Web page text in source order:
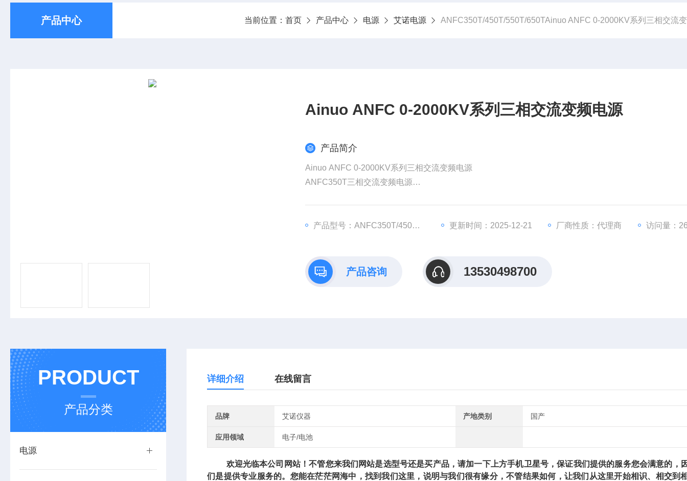
产品中心 当前位置： 首页 产品中心 电源 艾诺电源 ANFC350T/450T/550T/650TAinuo ANFC 0-2000KV系列三相交流
Ainuo ANFC 0-2000KV系列三相交流变频电源
产品简介
Ainuo ANFC 0-2000KV系列三相交流变频电源
ANFC350T三相交流变频电源
ANFC650T 三相交流变频电源
ANFC2000T 三相交流变频电源
产品型号：ANFC350T/450T/550T/650T 更新时间：2025-12-21 厂商性质：代理商 访问量：
产品咨询 13530498700
PRODUCT
产品分类
电源
详细介绍 在线留言
品牌 艾诺仪器 产地类别 国产
应用领域 电子/电池
欢迎光临本公司网站！不管您来我们网站是选型号还是买产品，请加一下上方手机卫星号，保证我们提供的服务您会满意的，
们是提供专业服务的。您能在茫茫网海中，找到我们这里，说明与我们很有缘分，不管结果如何，让我们从这里开始相识、相交到